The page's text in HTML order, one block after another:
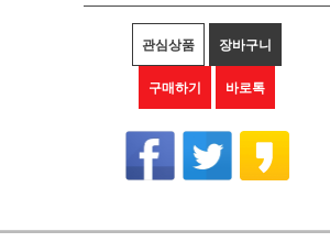
관심상품 장바구니
구매하기 바로톡